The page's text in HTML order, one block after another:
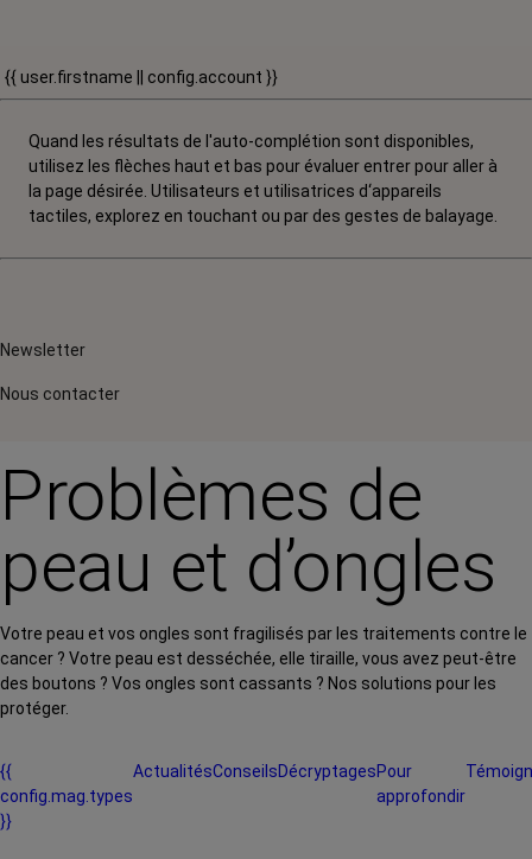
{{ user.firstname || config.account }}
Quand les résultats de l'auto-complétion sont disponibles,
utilisez les flèches haut et bas pour évaluer entrer pour aller à
la page désirée. Utilisateurs et utilisatrices d‘appareils
tactiles, explorez en touchant ou par des gestes de balayage.
Newsletter
Nous contacter
Problèmes de
peau et d’ongles
Votre peau et vos ongles sont fragilisés par les traitements contre le
cancer ? Votre peau est desséchée, elle tiraille, vous avez peut-être
des boutons ? Vos ongles sont cassants ? Nos solutions pour les
protéger.
{{
config.mag.types
}}
ActualitésConseilsDécryptagesPour
approfondir